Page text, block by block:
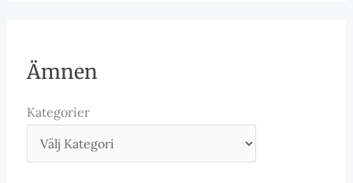
Ämnen
Kategorier